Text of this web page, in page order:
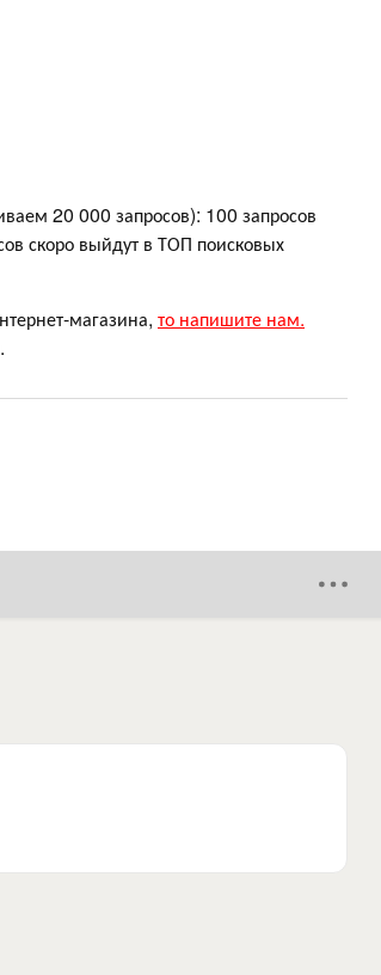
20 000 запросов): 100 запросов
скоро выйдут в ТОП поисковых
магазина, то напишите нам.